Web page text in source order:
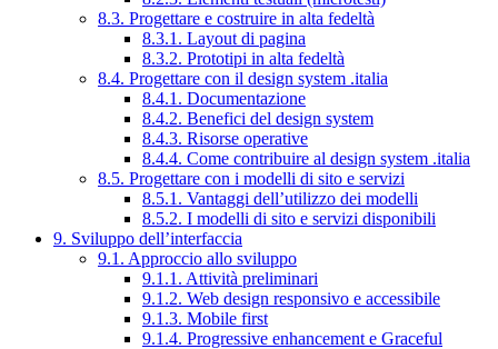
8.3. Progettare e costruire in alta fedeltà
8.3.1. Layout di pagina
8.3.2. Prototipi in alta fedeltà
8.4. Progettare con il design system .italia
8.4.1. Documentazione
8.4.2. Benefici del design system
8.4.3. Risorse operative
8.4.4. Come contribuire al design system .italia
8.5. Progettare con i modelli di sito e servizi
8.5.1. Vantaggi dell’utilizzo dei modelli
8.5.2. I modelli di sito e servizi disponibili
9. Sviluppo dell’interfaccia
9.1. Approccio allo sviluppo
9.1.1. Attività preliminari
9.1.2. Web design responsivo e accessibile
9.1.3. Mobile first
9.1.4. Progressive enhancement e Graceful